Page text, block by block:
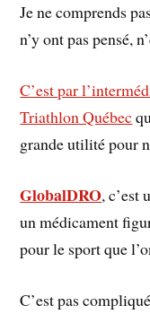
Je ne comprends
n’y ont pas pensé,
C’est par
Triathlon Québec
grande utilité pour
GlobalDRO, c’est
un médicament
pour le sport que
C’est pas